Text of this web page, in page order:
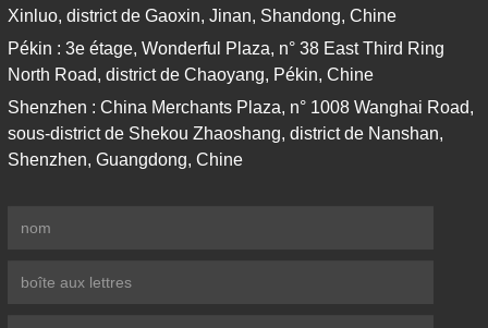
Xinluo, district de Gaoxin, Jinan, Shandong, Chine
Pékin : 3e étage, Wonderful Plaza, n° 38 East Third Ring
North Road, district de Chaoyang, Pékin, Chine
Shenzhen : China Merchants Plaza, n° 1008 Wanghai Road,
sous-district de Shekou Zhaoshang, district de Nanshan,
Shenzhen, Guangdong, Chine